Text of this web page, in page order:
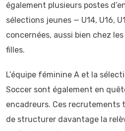
également plusieurs postes
sélections jeunes — U14, U16,
concernées, aussi bien chez
filles.
L’équipe féminine A et la
Soccer sont également en
encadreurs. Ces recrutements
de structurer davantage la